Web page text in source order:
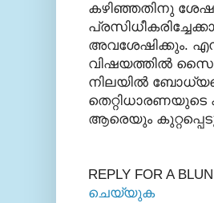
കഴിഞ്ഞതിനു
അവശേഷിക്കും.
വിഷയത്തില്‍
നിലയില്‍
തെറ്റിധാരണയുടെ
ആരെയും
REPLY FOR A
ചെയ്യുക